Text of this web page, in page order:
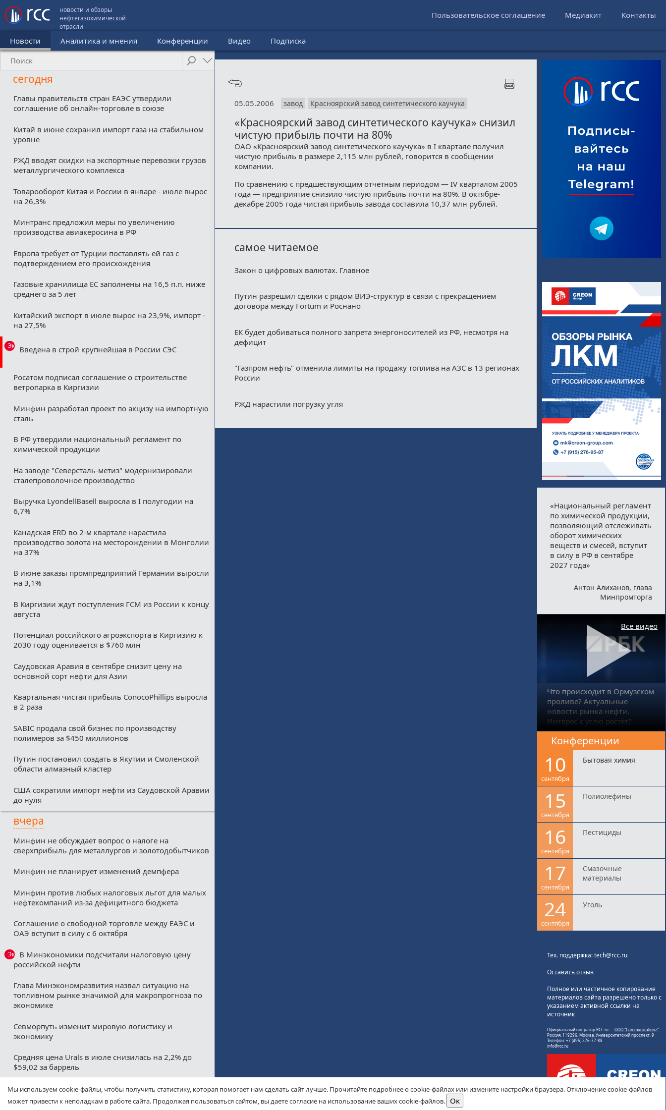
новости и обзоры
нефтегазохимической
отрасли
Пользовательское соглашение Медиакит Контакты
Новости Аналитика и мнения Конференции Видео Подписка
сегодня
Главы правительств стран ЕАЭС утвердили
соглашение об онлайн-торговле в союзе
Китай в июне сохранил импорт газа на стабильном
уровне
РЖД вводят скидки на экспортные перевозки грузов
металлургического комплекса
Товарооборот Китая и России в январе - июле вырос
на 26,3%
Минтранс предложил меры по увеличению
производства авиакеросина в РФ
Европа требует от Турции поставлять ей газ с
подтверждением его происхождения
Газовые хранилища ЕС заполнены на 16,5 п.п. ниже
среднего за 5 лет
Китайский экспорт в июле вырос на 23,9%, импорт -
на 27,5%
Эксклюзив
Введена в строй крупнейшая в России СЭС
Росатом подписал соглашение о строительстве
ветропарка в Киргизии
Минфин разработал проект по акцизу на импортную
сталь
В РФ утвердили национальный регламент по
химической продукции
На заводе "Северсталь-метиз" модернизировали
сталепроволочное производство
Выручка LyondellBasell выросла в I полугодии на
6,7%
Канадская ERD во 2-м квартале нарастила
производство золота на месторождении в Монголии
на 37%
В июне заказы промпредприятий Германии выросли
на 3,1%
В Киргизии ждут поступления ГСМ из России к концу
августа
Потенциал российского агроэкспорта в Киргизию к
2030 году оценивается в $760 млн
Саудовская Аравия в сентябре снизит цену на
основной сорт нефти для Азии
Квартальная чистая прибыль ConocoPhillips выросла
в 2 раза
SABIC продала свой бизнес по производству
полимеров за $450 миллионов
Путин постановил создать в Якутии и Смоленской
области алмазный кластер
США сократили импорт нефти из Саудовской Аравии
до нуля
вчера
Минфин не обсуждает вопрос о налоге на
сверхприбыль для металлургов и золотодобытчиков
Минфин не планирует изменений демпфера
Минфин против любых налоговых льгот для малых
нефтекомпаний из-за дефицитного бюджета
Соглашение о свободной торговле между ЕАЭС и
ОАЭ вступит в силу с 6 октября
Эксклюзив
В Минэкономики подсчитали налоговую цену
российской нефти
Глава Минэкономразвития назвал ситуацию на
топливном рынке значимой для макропрогноза по
экономике
Севморпуть изменит мировую логистику и
экономику
Средняя цена Urals в июле снизилась на 2,2% до
$59,02 за баррель
Sinopec нарастила объемы закупок российской нефти
на Дальнем Востоке
05.05.2006 завод Красноярский завод синтетического каучука
«Красноярский завод синтетического каучука» снизил
чистую прибыль почти на 80%
ОАО «Красноярский завод синтетического каучука» в I квартале получил
чистую прибыль в размере 2,115 млн рублей, говорится в сообщении
компании.
По сравнению с предшествующим отчетным периодом — IV кварталом 2005
года — предприятие снизило чистую прибыль почти на 80%. В октябре-
декабре 2005 года чистая прибыль завода составила 10,37 млн рублей.
самое читаемое
Закон о цифровых валютах. Главное
Путин разрешил сделки с рядом ВИЭ-структур в связи с прекращением
договора между Fortum и Роснано
ЕК будет добиваться полного запрета энергоносителей из РФ, несмотря на
дефицит
"Газпром нефть" отменила лимиты на продажу топлива на АЗС в 13 регионах
России
РЖД нарастили погрузку угля
«Национальный регламент
по химической продукции,
позволяющий отслеживать
оборот химических
веществ и смесей, вступит
в силу в РФ в сентябре
2027 года»
Антон Алиханов, глава
Минпромторга
Что происходит в Ормузском
проливе? Актуальные
новости рынка нефти.
Интерес к углю растёт?
Все видео
Конференции
10
сентября
Бытовая химия
15
сентября
Полиолефины
16
сентября
Пестициды
17
сентября
Смазочные
материалы
24
сентября
Уголь
Тех. поддержка: tech@rcc.ru
Оставить отзыв
Полное или частичное копирование
материалов сайта разрешено только с
указанием активной ссылки на
источник
Официальный оператор RCC.ru —ООО "Communicationz"
Россия, 119296, Москва, Университетский проспект, 9
Телефон: +7 (495) 276-77-88
info@rcc.ru
Мы используем cookie-файлы, чтобы получить статистику, которая помогает нам сделать сайт лучше. Прочитайте подробнее о cookie-файлах или измените настройки браузера. Отключение cookie-файлов
может привести к неполадкам в работе сайта. Продолжая пользоваться сайтом, вы даете согласие на использование ваших cookie-файлов.